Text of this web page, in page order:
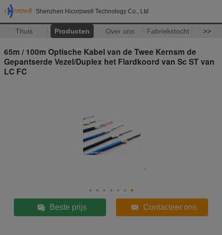
Shenzhen Hicorpwell Technology Co., Ltd
Thuis Producten Over ons Fabriekstocht >>
65m / 100m Optische Kabel van de Twee Kernsm de
Gepantserde Vezel/Duplex het Flardkoord van Sc ST van
LC FC
Beste prijs Contacteer ons